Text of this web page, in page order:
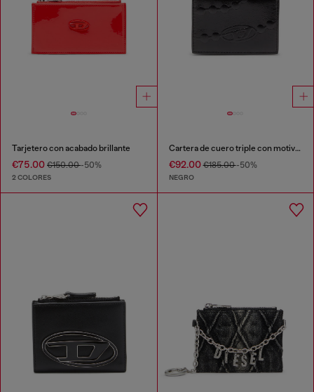
Tarjetero con acabado brillante
€75.00 €150.00-50%
2 COLORES
Cartera de cuero triple con motivo de cadena en relieve
€92.00€185.00-50%
NEGRO